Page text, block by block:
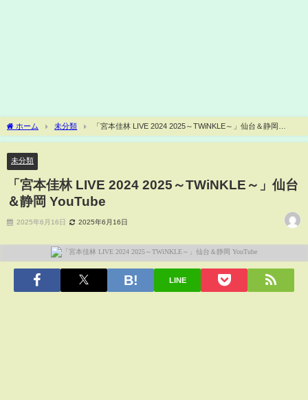
ホーム 未分類
「宮本佳林 LIVE 2024 2025～TWiNKLE～」仙台＆静岡
YouTube
未分類
「宮本佳林 LIVE 2024 2025～TWiNKLE～」仙台
＆静岡 YouTube
2025年6月16日 2025年6月16日
LINE